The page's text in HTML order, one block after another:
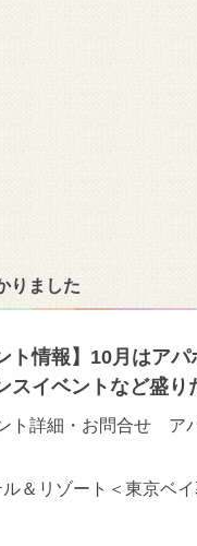
りました
ト情報】10月はア
スイベントなど盛り
ト詳細・お問合せ ア
＆リゾート＜東京ベイ